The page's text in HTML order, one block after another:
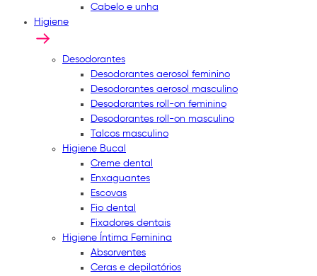
Cabelo e unha
Higiene
Desodorantes
Desodorantes aerosol feminino
Desodorantes aerosol masculino
Desodorantes roll-on feminino
Desodorantes roll-on masculino
Talcos masculino
Higiene Bucal
Creme dental
Enxaguantes
Escovas
Fio dental
Fixadores dentais
Higiene Íntima Feminina
Absorventes
Ceras e depilatórios